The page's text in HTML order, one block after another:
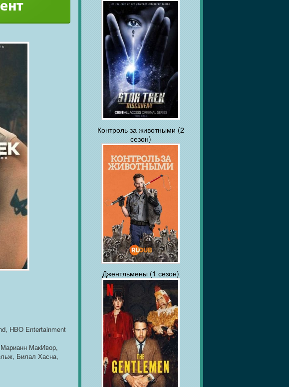
Контроль за животными (2
сезон)
Джентльмены (1 сезон)
HBO Entertainment
МакИвор,
Билал Хасна,